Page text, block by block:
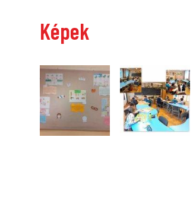
Képek